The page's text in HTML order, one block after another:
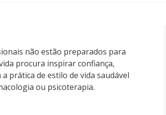
não estão preparados para
procura inspirar confiança,
prática de estilo de vida saudável
ou psicoterapia.